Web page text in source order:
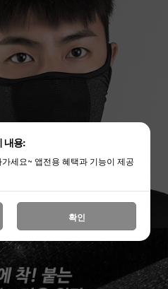
내용:
세요~ 앱전용 혜택과 기능이 제공
확인